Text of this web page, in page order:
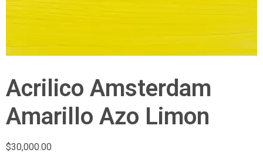
Acrilico Amsterdam
Amarillo Azo Limon
$30,000.00